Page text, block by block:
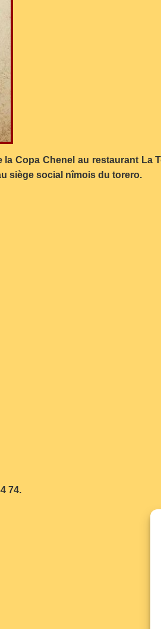
Copa Chenel au restaurant La
siège social nîmois du torero.
74.